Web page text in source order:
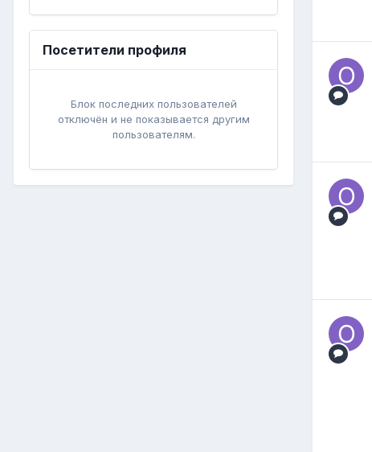
Посетители профиля
Блок последних пользователей
отключён и не показывается другим
пользователям.